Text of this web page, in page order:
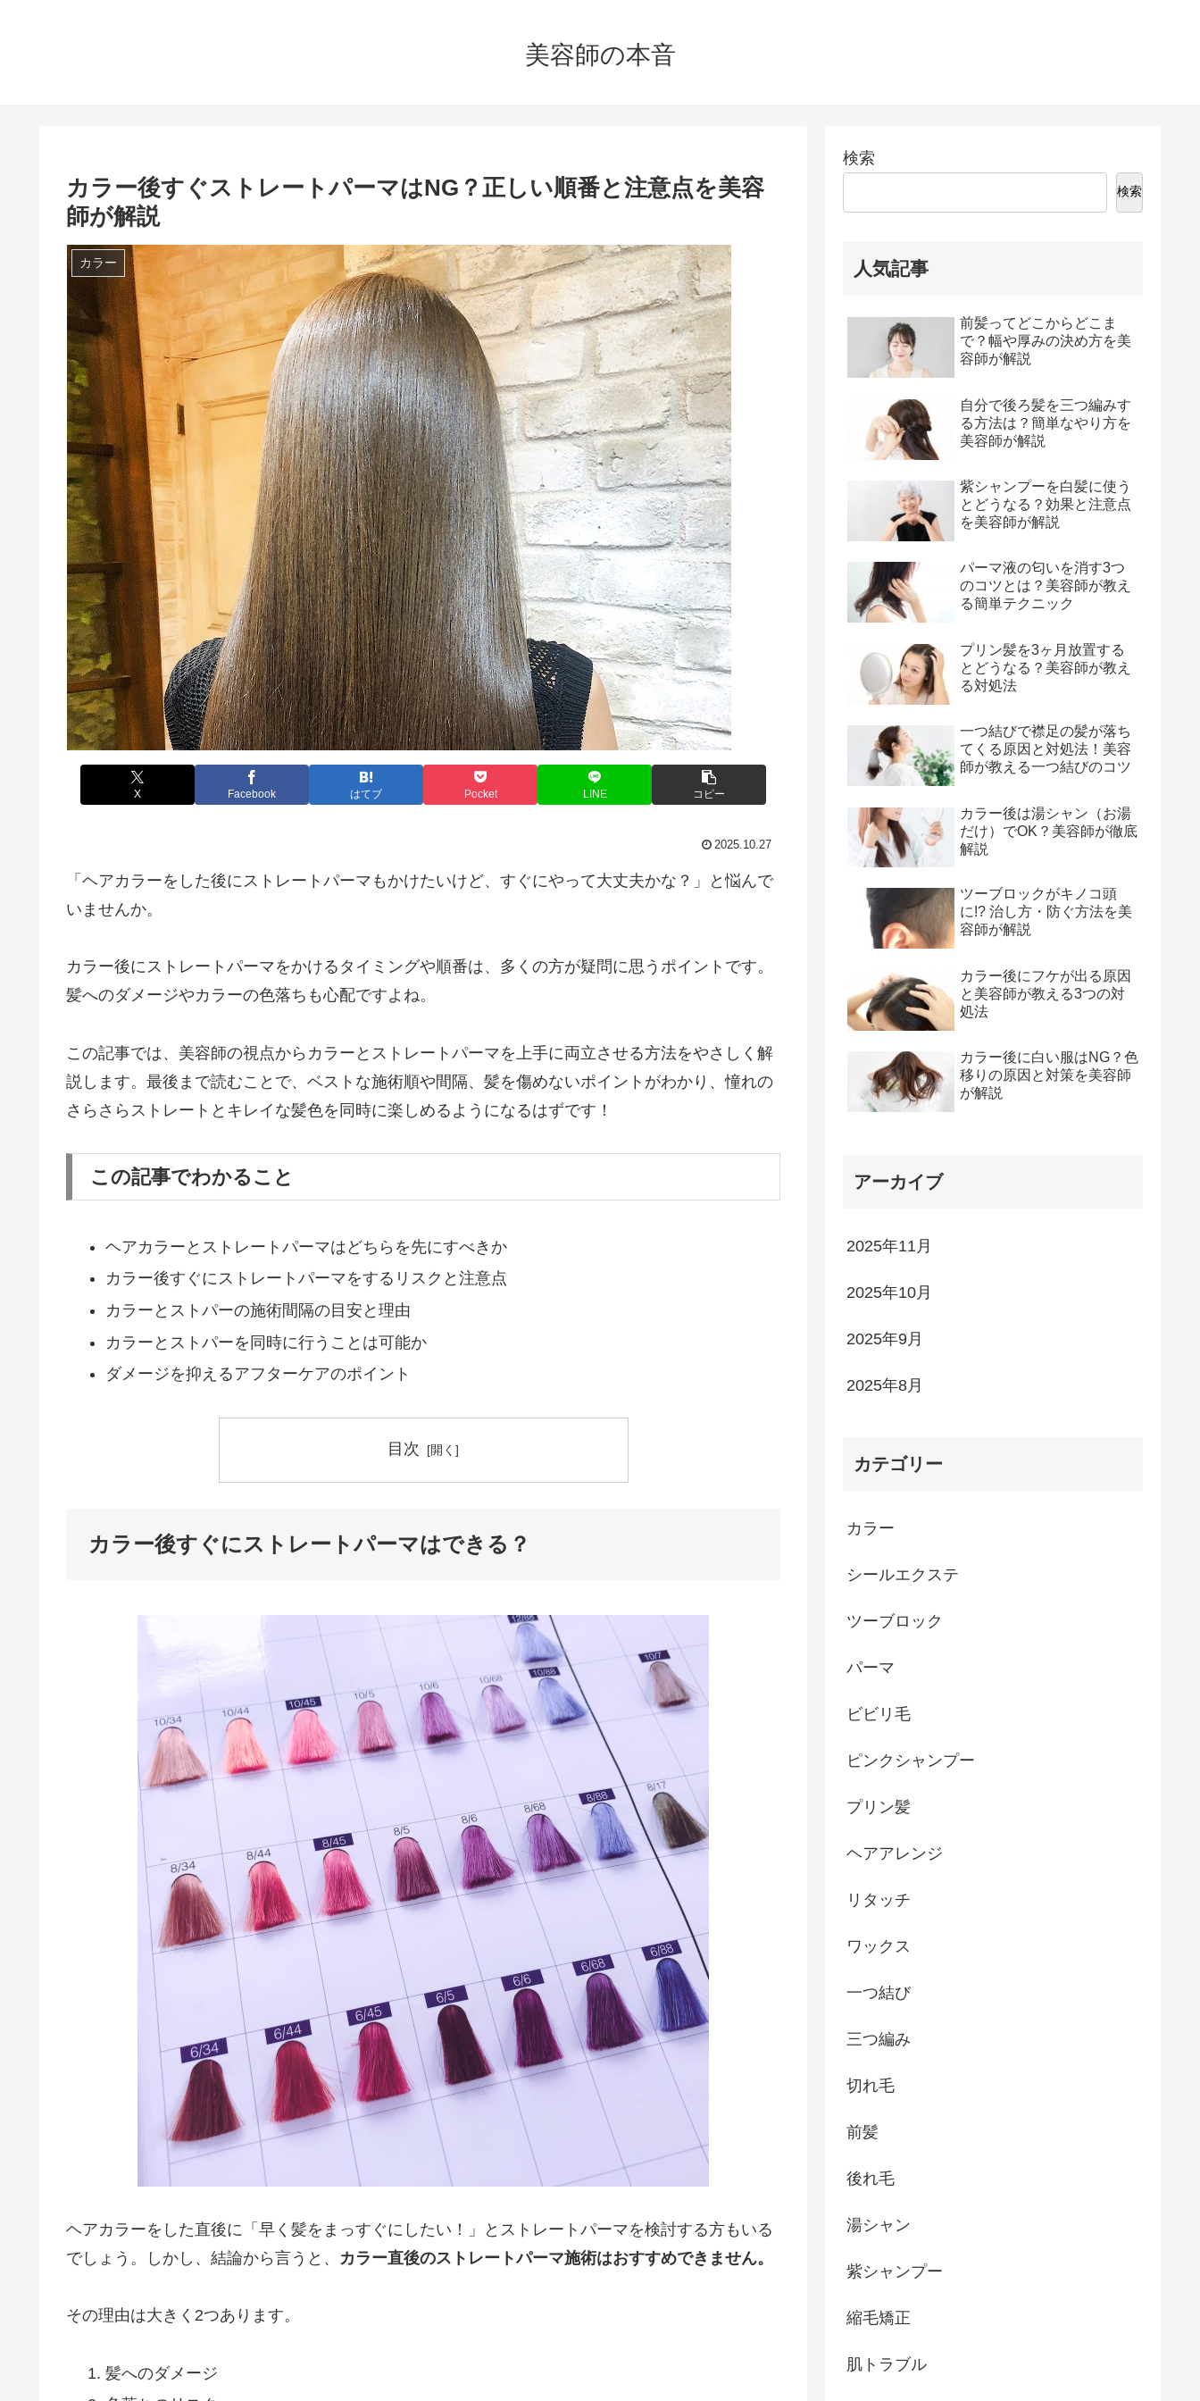
美容師の本音
カラー後すぐストレートパーマはNG？正しい順番と注意点を美容
師が解説
カラー
X Facebook はてブ Pocket LINE コピー
2025.10.27
「ヘアカラーをした後にストレートパーマもかけたいけど、すぐにやって大丈夫かな？」と悩んで
いませんか。
カラー後にストレートパーマをかけるタイミングや順番は、多くの方が疑問に思うポイントです。
髪へのダメージやカラーの色落ちも心配ですよね。
この記事では、美容師の視点からカラーとストレートパーマを上手に両立させる方法をやさしく解
説します。最後まで読むことで、ベストな施術順や間隔、髪を傷めないポイントがわかり、憧れの
さらさらストレートとキレイな髪色を同時に楽しめるようになるはずです！
この記事でわかること
ヘアカラーとストレートパーマはどちらを先にすべきか
カラー後すぐにストレートパーマをするリスクと注意点
カラーとストパーの施術間隔の目安と理由
カラーとストパーを同時に行うことは可能か
ダメージを抑えるアフターケアのポイント
目次
カラー後すぐにストレートパーマはできる？
ヘアカラーをした直後に「早く髪をまっすぐにしたい！」とストレートパーマを検討する方もいる
でしょう。しかし、結論から言うと、 カラー直後のストレートパーマ施術はおすすめできません。
その理由は大きく2つあります。
髪へのダメージ
検索
検索
人気記事
前髪ってどこからどこま
で？幅や厚みの決め方を美
容師が解説
自分で後ろ髪を三つ編みす
る方法は？簡単なやり方を
美容師が解説
紫シャンプーを白髪に使う
とどうなる？効果と注意点
を美容師が解説
パーマ液の匂いを消す3つ
のコツとは？美容師が教え
る簡単テクニック
プリン髪を3ヶ月放置する
とどうなる？美容師が教え
る対処法
一つ結びで襟足の髪が落ち
てくる原因と対処法！美容
師が教える一つ結びのコツ
カラー後は湯シャン（お湯
だけ）でOK？美容師が徹底
解説
ツーブロックがキノコ頭
に!? 治し方・防ぐ方法を美
容師が解説
カラー後にフケが出る原因
と美容師が教える3つの対
処法
カラー後に白い服はNG？色
移りの原因と対策を美容師
が解説
アーカイブ
2025年11月
2025年10月
2025年9月
2025年8月
カテゴリー
カラー
シールエクステ
ツーブロック
パーマ
ビビリ毛
ピンクシャンプー
プリン髪
ヘアアレンジ
リタッチ
ワックス
一つ結び
三つ編み
切れ毛
前髪
後れ毛
湯シャン
紫シャンプー
縮毛矯正
肌トラブル